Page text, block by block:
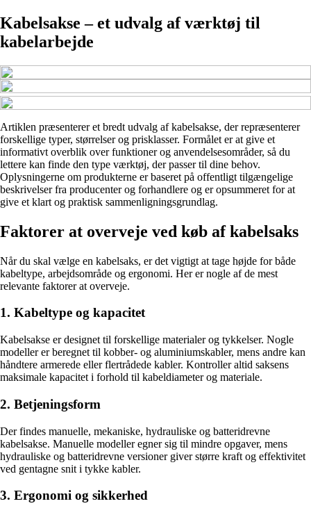
Kabelsakse – et udvalg af værktøj til
kabelarbejde
Artiklen præsenterer et bredt udvalg af kabelsakse, der repræsenterer
forskellige typer, størrelser og prisklasser. Formålet er at give et
informativt overblik over funktioner og anvendelsesområder, så du
lettere kan finde den type værktøj, der passer til dine behov.
Oplysningerne om produkterne er baseret på offentligt tilgængelige
beskrivelser fra producenter og forhandlere og er opsummeret for at
give et klart og praktisk sammenligningsgrundlag.
Faktorer at overveje ved køb af kabelsaks
Når du skal vælge en kabelsaks, er det vigtigt at tage højde for både
kabeltype, arbejdsområde og ergonomi. Her er nogle af de mest
relevante faktorer at overveje.
1. Kabeltype og kapacitet
Kabelsakse er designet til forskellige materialer og tykkelser. Nogle
modeller er beregnet til kobber- og aluminiumskabler, mens andre kan
håndtere armerede eller flertrådede kabler. Kontroller altid saksens
maksimale kapacitet i forhold til kabeldiameter og materiale.
2. Betjeningsform
Der findes manuelle, mekaniske, hydrauliske og batteridrevne
kabelsakse. Manuelle modeller egner sig til mindre opgaver, mens
hydrauliske og batteridrevne versioner giver større kraft og effektivitet
ved gentagne snit i tykke kabler.
3. Ergonomi og sikkerhed